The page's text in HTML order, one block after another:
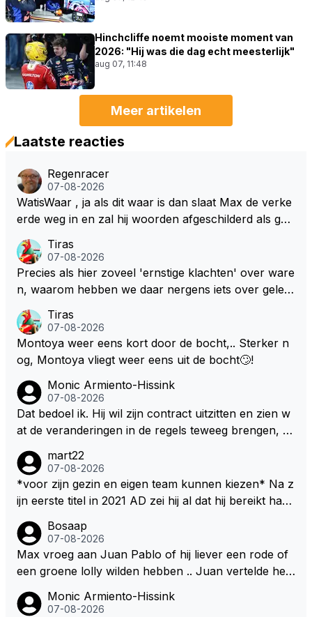
Hinchcliffe noemt mooiste moment van
2026: "Hij was die dag echt meesterlijk"
aug 07, 11:48
Meer artikelen
Laatste reacties
Regenracer
07-08-2026
WatisWaar , ja als dit waar is dan slaat Max de verke
erde weg in en zal hij woorden afgeschilderd als gel
voor een keuze worden gesteld .
Tiras
07-08-2026
Precies als hier zoveel 'ernstige klachten' over ware
n, waarom hebben we daar nergens iets over gelez
Tiras
07-08-2026
Montoya weer eens kort door de bocht,.. Sterker n
og, Montoya vliegt weer eens uit de bocht🙄!
Monic Armiento-Hissink
07-08-2026
Dat bedoel ik. Hij wil zijn contract uitzitten en zien w
at de veranderingen in de regels teweeg brengen, al
ijn eigen team te kiezen en zijn gezin. hij kan dan zelf
bepalen aan welke races hij mee wil doen en is ook
vaker thuis. Hij zit dan ook niet meer vast aan een c
ntract zou tekenen.
mart22
07-08-2026
*voor zijn gezin en eigen team kunnen kiezen* Na z
ijn eerste titel in 2021 AD zei hij al dat hij bereikt had
aarna nog komt bonus was. Ik denk dat hij dat meen
de en dat hij er nog steeds zo in staat. Nu telt voorn
amelijk het plezier hebben in wat hij doet nog als drij
Nu, met deze auto's??? Met deze regels???
Bosaap
07-08-2026
Max vroeg aan Juan Pablo of hij liever een rode of
een groene lolly wilden hebben .. Juan vertelde hem
het gretig likken aan zijn rode lolly hoorde Juan toc
Monic Armiento-Hissink
07-08-2026